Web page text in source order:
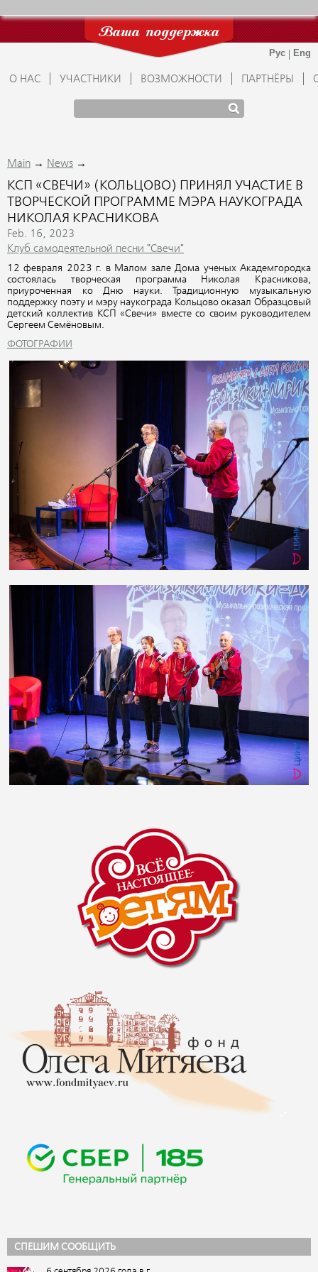
Ваша поддержка
О НАС УЧАСТНИКИ ВОЗМОЖНОСТИ ПАРТНЁРЫ
СПЕШИМ СООБЩИТЬ
Main → News →
КСП «СВЕЧИ» (КОЛЬЦОВО) ПРИНЯЛ УЧАСТИЕ В
ТВОРЧЕСКОЙ ПРОГРАММЕ МЭРА НАУКОГРАДА
НИКОЛАЯ КРАСНИКОВА
Feb. 16, 2023
Клуб самодеятельной песни "Свечи"
12 февраля 2023 г. в Малом зале Дома ученых Академгородка
состоялась творческая программа Николая Красникова,
приуроченная ко Дню науки. Традиционную музыкальную
поддержку поэту и мэру наукограда Кольцово оказал Образцовый
детский коллектив КСП «Свечи» вместе со своим руководителем
Сергеем Семёновым.
ФОТОГРАФИИ